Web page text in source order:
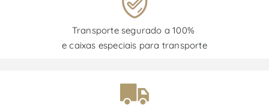
Transporte segurado a 100%
e caixas especiais para transporte